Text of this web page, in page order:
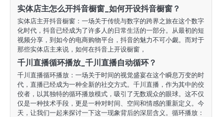
实体店主怎么开抖音橱窗_如何开设抖音橱窗？
实体店主开抖音橱窗：一场关于传统与数字的跨界之旅在这个数字
化时代，抖音已经成为了许多人的日常生活的一部分。从最初的短
视频分享，到如今的电商购物平台，抖音的魅力不可小觑。而对于
那些实体店主来说，如何在抖音上开设橱窗，
千川直播循环播放_千川直播自动循环？
千川直播循环播放：一场关于时间的视觉盛宴在这个瞬息万变的时
代，直播已经成为一种全新的社交方式。千川直播，作为其中的佼
佼者，以其独特的循环播放模式，吸引了无数观众的眼球。这不仅
仅是一种技术手段，更是一种对时间、空间和情感的重新定义。今
天，让我们一起来探讨一下这一现象背后的深层含义。循环播放：